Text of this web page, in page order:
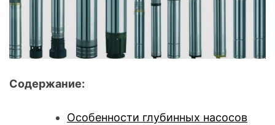
Содержание:
Особенности глубинных насосов